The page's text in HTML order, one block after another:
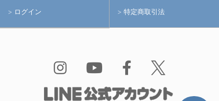
水中用品
ログイン 特定商取引法